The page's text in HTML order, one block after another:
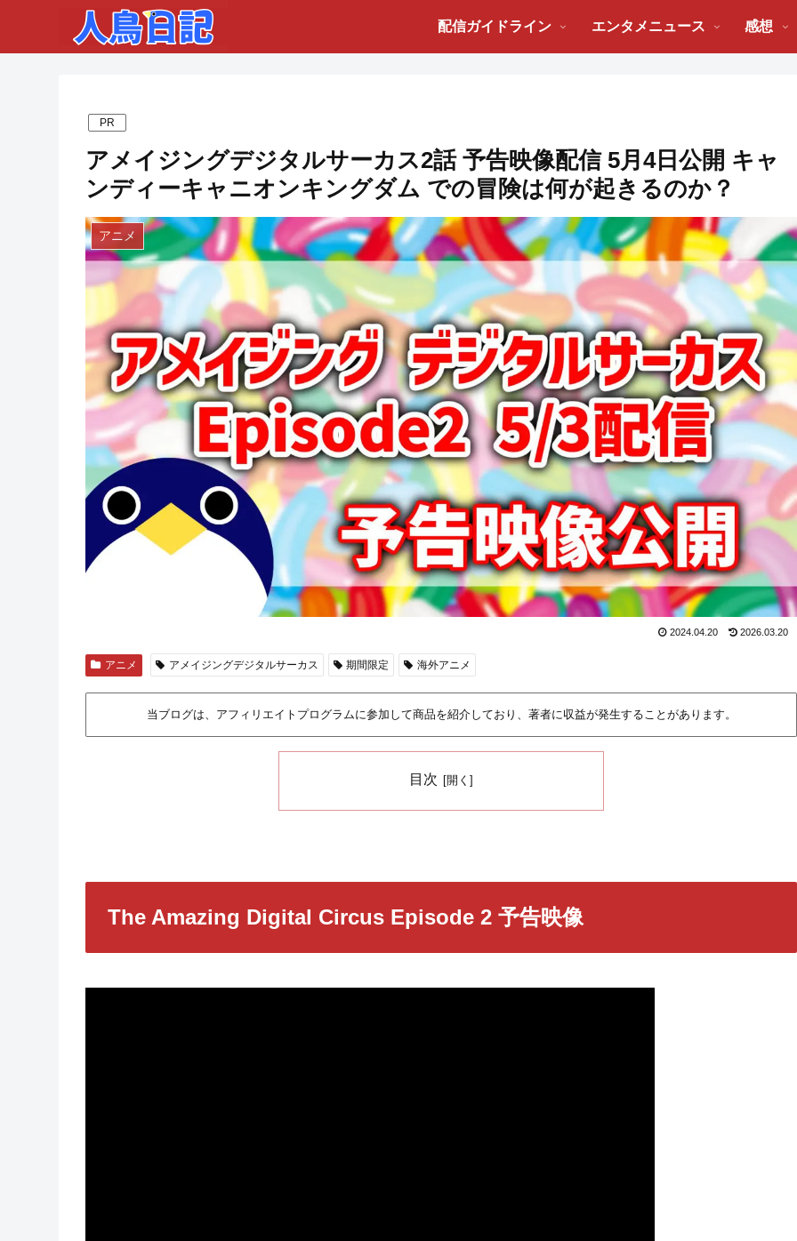
配信ガイドライン エンタメニュース 感想
PR
アメイジングデジタルサーカス2話 予告映像配信 5月4日公開 キャ
ンディーキャニオンキングダム での冒険は何が起きるのか？
アニメ
2024.04.20 2026.03.20
アニメ アメイジングデジタルサーカス 期間限定 海外アニメ
当ブログは、アフィリエイトプログラムに参加して商品を紹介しており、著者に収益が発生することがあります。
目次
The Amazing Digital Circus Episode 2 予告映像